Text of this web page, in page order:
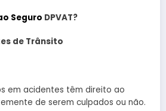
Seguro DPVAT?
de Trânsito
em acidentes têm direito ao
de serem culpados ou não.